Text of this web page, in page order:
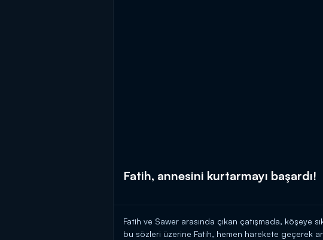
Fatih, annesini kurtarmayı başardı!
Fatih ve Sawer arasında çıkan çatışmada, köşeye
bu sözleri üzerine Fatih, hemen harekete geçerek